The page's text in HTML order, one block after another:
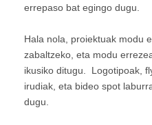
errepaso bat egingo dugu.
Hala nola, proiektuak modu
zabaltzeko, eta modu
ikusiko ditugu. Logotipoak,
irudiak, eta bideo spot
dugu.